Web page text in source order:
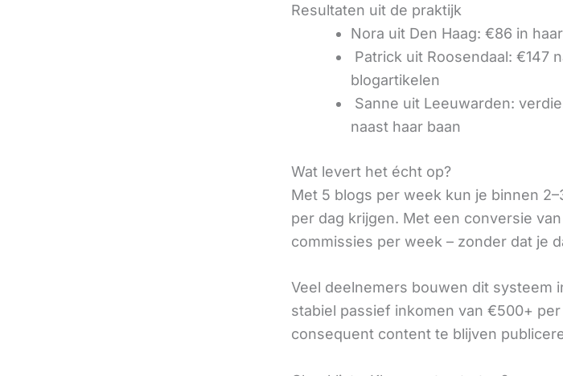
Resultaten uit de praktijk
Nora uit Den Haag: €86 in
Patrick uit Roosendaal: €147
blogartikelen
Sanne uit Leeuwarden:
naast haar baan
Wat levert het écht op?
Met 5 blogs per week kun je binnen
per dag krijgen. Met een conversie
commissies per week – zonder dat je
Veel deelnemers bouwen dit systeem
stabiel passief inkomen van €500+
consequent content te blijven